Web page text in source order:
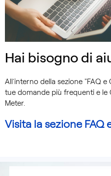
Hai bisogno di
All’interno della sezione "FAQ
tue domande più frequenti e le
Meter.
Visita la sezione FAQ